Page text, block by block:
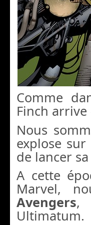
Comme
Finch arrive
Nous
explose
de lancer
A cette
Marvel,
Avengers,
Ultimatum.